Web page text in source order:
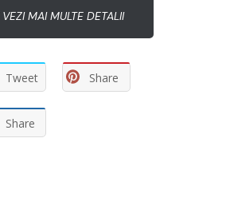
VEZI MAI MULTE DETALII
Tweet Share
Share